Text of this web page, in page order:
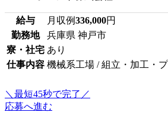
給与 月収例336,000円
勤務地
兵庫県 神戸市
寮・社宅 あり
仕事内容 機械系工場 / 組立・加工・
＼最短45秒で完了／
応募へ進む